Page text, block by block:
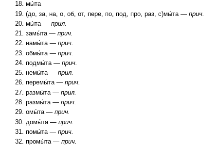
мы́та
(до, за, на, о, об, от, пере, по, под, про, раз, с)мы́та —прич.
мы́та —прил.
замы́та —прич.
намы́та —прич.
обмы́та —прич.
подмы́та —прич.
немы́та —прил.
перемы́та —прич.
размы́та —прил.
размы́та —прич.
омы́та —прич.
домы́та —прич.
помы́та —прич.
промы́та —прич.